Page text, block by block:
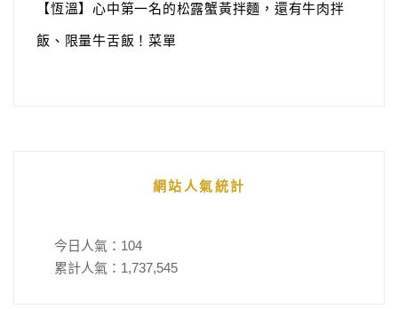
【恆溫】心中第一名的松露蟹黃拌麵，還有牛肉拌
飯、限量牛舌飯！菜單
網站人氣統計
今日人氣： 104
累計人氣： 1,737,545